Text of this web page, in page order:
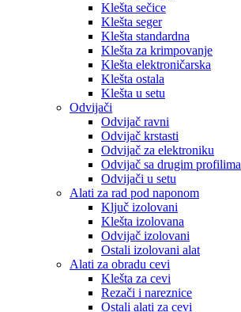
Klešta sečice
Klešta seger
Klešta standardna
Klešta za krimpovanje
Klešta elektroničarska
Klešta ostala
Klešta u setu
Odvijači
Odvijač ravni
Odvijač krstasti
Odvijač za elektroniku
Odvijač sa drugim profilima
Odvijači u setu
Alati za rad pod naponom
Ključ izolovani
Klešta izolovana
Odvijač izolovani
Ostali izolovani alat
Alati za obradu cevi
Klešta za cevi
Rezači i nareznice
Ostali alati za cevi